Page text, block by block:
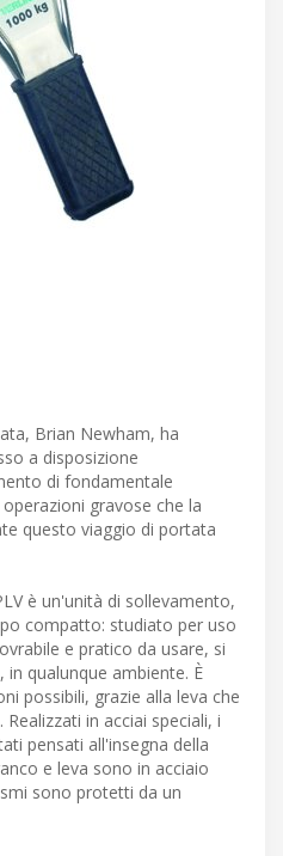
Brian Newham, ha
a disposizione
di fondamentale
gravose che la
questo viaggio di portata
è un'unità di sollevamento,
compatto: studiato per uso
e pratico da usare, si
qualunque ambiente. È
possibili, grazie alla leva che
in acciai speciali, i
pensati all'insegna della
e leva sono in acciaio
sono protetti da un